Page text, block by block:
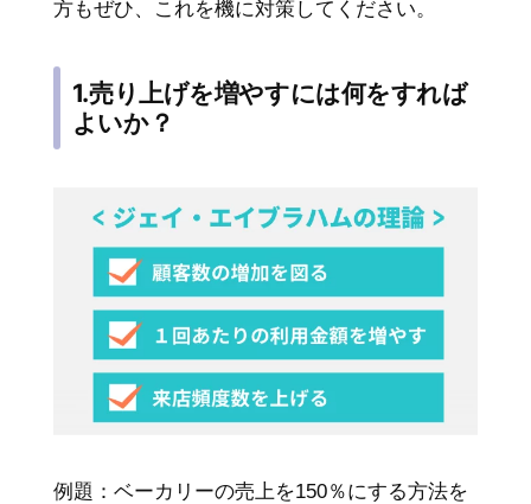
方もぜひ、これを機に対策してください。
1.売り上げを増やすには何をすれば
よいか？
例題：ベーカリーの売上を150％にする方法を